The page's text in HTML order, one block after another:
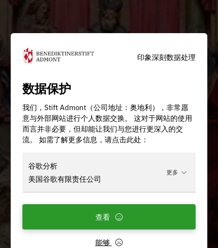
印象深刻数据处理
数据保护
我们，Stift Admont（公司地址：奥地利），非常愿
意与外部网站进行个人数据交换。 这对于网站的使用
而言并非必要，但却能让我们与您进行更深入的交
流。 如需了解更多信息，请点击此处：
谷歌分析
美国谷歌有限责任公司
更多
能够
查看